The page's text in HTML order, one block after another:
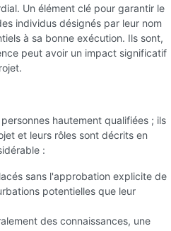
Un élément clé pour garantir le
individus désignés par leur nom
à sa bonne exécution. Ils sont,
peut avoir un impact significatif
hautement qualifiées ; ils
et leurs rôles sont décrits en
:
sans l'approbation explicite de
potentielles que leur
des connaissances, une